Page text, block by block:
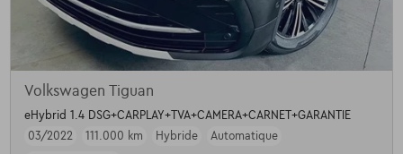
Volkswagen Tiguan
eHybrid 1.4 DSG+CARPLAY+TVA+CAMERA+CARNET+GARANTIE
03/2022
111.000 km Hybride
Automatique